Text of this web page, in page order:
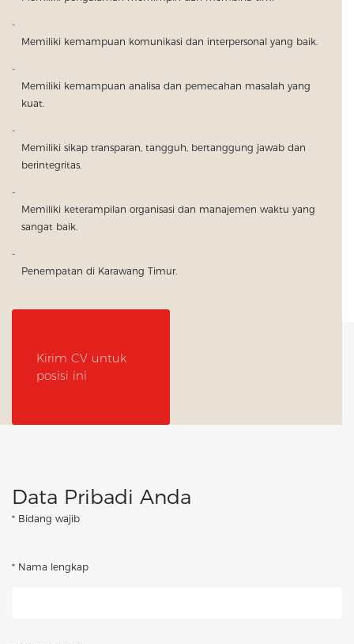
Memiliki kemampuan komunikasi dan interpersonal yang baik.
Memiliki kemampuan analisa dan pemecahan masalah yang
kuat.
Memiliki sikap transparan, tangguh, bertanggung jawab dan
berintegritas.
Memiliki keterampilan organisasi dan manajemen waktu yang
sangat baik.
Penempatan di Karawang Timur.
Kirim CV untuk
posisi ini
Data Pribadi Anda
* Bidang wajib
* Nama lengkap